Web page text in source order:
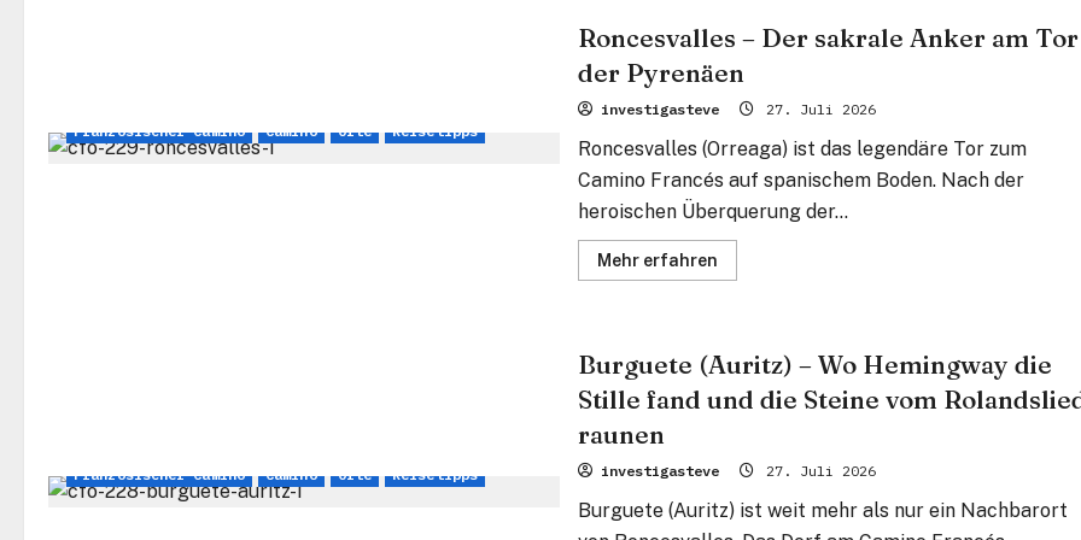
Die
heroische
Pforte
zwischen
den
Welten
Französischer Camino Camino Orte Reisetipps
Roncesvalles – Der sakrale Anker am Tor
der Pyrenäen
investigasteve 27. Juli 2026
Roncesvalles (Orreaga) ist das legendäre Tor zum
Camino Francés auf spanischem Boden. Nach der
heroischen Überquerung der...
Mehr erfahrenMehr
Informationen
sakrale
Anker
am
Tor
Französischer Camino Camino Orte Reisetipps
Burguete (Auritz) – Wo Hemingway die
Stille fand und die Steine vom
raunen
investigasteve 27. Juli 2026
Burguete (Auritz) ist weit mehr als nur ein Nachbarort